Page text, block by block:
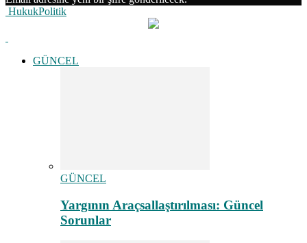
HukukPolitik
GÜNCEL
GÜNCEL
Yargının Araçsallaştırılması: Güncel
Sorunlar